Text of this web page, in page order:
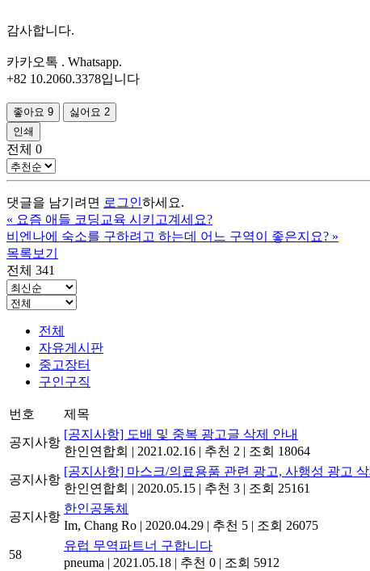
감사합니다.
카카오톡 . Whatsapp.
+82 10.2060.3378입니다
좋아요 9 싫어요 2
인쇄
전체 0
댓글을 남기려면 로그인하세요.
« 요즘 애들 코딩교육 시키고계세요?
비엔나에 숙소를 구하려고 하는데 어느 구역이 좋은지요? »
목록보기
전체 341
전체
자유게시판
중고장터
구인구직
번호 제목
공지사항
[공지사항] 도배 및 중복 광고글 삭제 안내
한인연합회
2021.02.16 추천 2 조회 18064
공지사항
[공지사항] 마스크/의료용품 관련 광고, 사행성 광고
한인연합회
2020.05.15 추천 3 조회 25161
공지사항
한인공동체
Im, Chang Ro
2020.04.29 추천 5 조회 26075
58
유럽 무역파트너 구합니다
pneuma
2021.05.18 추천 0 조회 5912